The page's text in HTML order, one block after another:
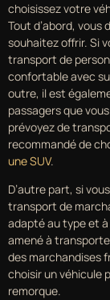
choisissez votre
Tout d’abord, vous
souhaitez offrir. Si
transport de
confortable avec
outre, il est
passagers que
prévoyez de
recommandé de
une SUV.
D’autre part, si
transport de
adapté au type et
amené à
des marchandises
choisir un véhicule
remorque.